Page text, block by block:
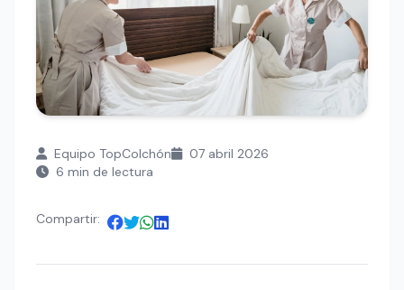
Equipo TopColchón
07 abril 2026
6 min de lectura
Compartir: